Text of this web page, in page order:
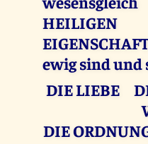
ewig sind und
DIE LIEBE
DIE